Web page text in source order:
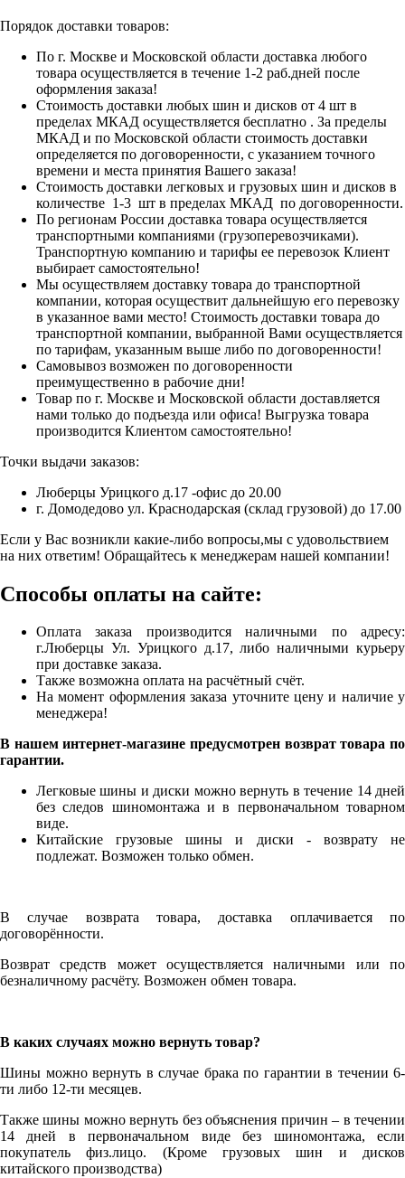
Порядок доставки товаров:
По г. Москве и Московской области доставка любого
товара осуществляется в течение 1-2 раб.дней после
оформления заказа!
Стоимость доставки любых шин и дисков от 4 шт в
пределах МКАД осуществляется бесплатно . За пределы
МКАД и по Московской области стоимость доставки
определяется по договоренности, с указанием точного
времени и места принятия Вашего заказа!
Стоимость доставки легковых и грузовых шин и дисков в
количестве 1-3 шт в пределах МКАД по договоренности.
По регионам России доставка товара осуществляется
транспортными компаниями (грузоперевозчиками).
Транспортную компанию и тарифы ее перевозок Клиент
выбирает самостоятельно!
Мы осуществляем доставку товара до транспортной
компании, которая осуществит дальнейшую его перевозку
в указанное вами место! Стоимость доставки товара до
транспортной компании, выбранной Вами осуществляется
по тарифам, указанным выше либо по договоренности!
Самовывоз возможен по договоренности
преимущественно в рабочие дни!
Товар по г. Москве и Московской области доставляется
нами только до подъезда или офиса! Выгрузка товара
производится Клиентом самостоятельно!
Точки выдачи заказов:
Люберцы Урицкого д.17 -офис до 20.00
г. Домодедово ул. Краснодарская (склад грузовой) до 17.00
Если у Вас возникли какие-либо вопросы,мы с удовольствием
на них ответим! Обращайтесь к менеджерам нашей компании!
Способы оплаты на сайте:
Оплата заказа производится наличными по адресу:
г.Люберцы Ул. Урицкого д.17, либо наличными курьеру
при доставке заказа.
Также возможна оплата на расчётный счёт.
На момент оформления заказа уточните цену и наличие у
менеджера!
В нашем интернет-магазине предусмотрен возврат товара по
гарантии.
Легковые шины и диски можно вернуть в течение 14 дней
без следов шиномонтажа и в первоначальном товарном
виде.
Китайские грузовые шины и диски - возврату не
подлежат. Возможен только обмен.
В случае возврата товара, доставка оплачивается по
договорённости.
Возврат средств может осуществляется наличными или по
безналичному расчёту. Возможен обмен товара.
В каких случаях можно вернуть товар?
Шины можно вернуть в случае брака по гарантии в течении 6-
ти либо 12-ти месяцев.
Также шины можно вернуть без объяснения причин – в течении
14 дней в первоначальном виде без шиномонтажа, если
покупатель физ.лицо. (Кроме грузовых шин и дисков
китайского производства)